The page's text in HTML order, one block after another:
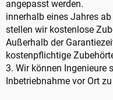
angepasst werden.
innerhalb eines Jahres
stellen wir kostenlose
Außerhalb der
kostenpflichtige
3. Wir können Ingenieure
Inbetriebnahme vor Ort